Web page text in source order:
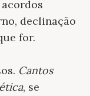
declinação
for.
Cantos
, se